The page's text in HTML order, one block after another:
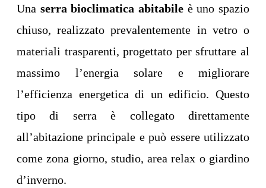
Una serra bioclimatica abitabile è uno spazio
chiuso, realizzato prevalentemente in vetro o
materiali trasparenti, progettato per sfruttare al
massimo l’energia solare e migliorare
l’efficienza energetica di un edificio. Questo
tipo di serra è collegato direttamente
all’abitazione principale e può essere utilizzato
come zona giorno, studio, area relax o giardino
d’inverno.